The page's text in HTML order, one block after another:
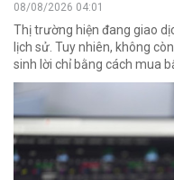
08/08/2026 04:01
Thị trường hiện đang giao
lịch sử. Tuy nhiên, không
sinh lời chỉ bằng cách mua